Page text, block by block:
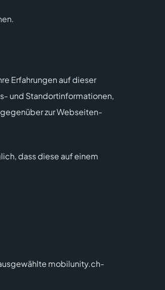
Erfahrungen auf dieser
und Standortinformationen,
zur Webseiten-
dass diese auf einem
mobilunity.ch-